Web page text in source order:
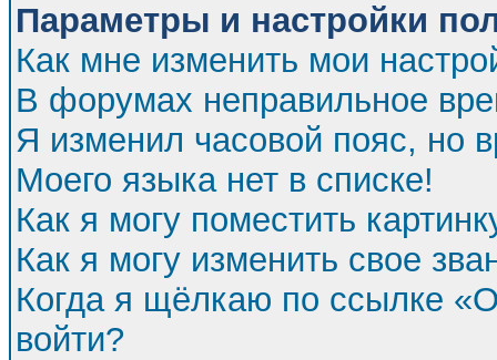
Параметры и настройки
Как мне изменить мои
В форумах неправильное
Я изменил часовой пояс, но
Моего языка нет в списке!
Как я могу поместить
Как я могу изменить свое
Когда я щёлкаю по ссылке
войти?